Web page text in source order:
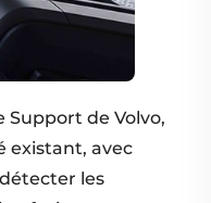
Support de Volvo,
existant, avec
les